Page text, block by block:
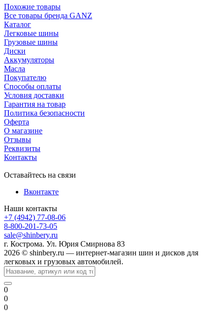
Похожие товары
Все товары бренда GANZ
Каталог
Легковые шины
Грузовые шины
Диски
Аккумуляторы
Масла
Покупателю
Способы оплаты
Условия доставки
Гарантия на товар
Политика безопасности
Оферта
О магазине
Отзывы
Реквизиты
Контакты
Оставайтесь на связи
Вконтакте
Наши контакты
+7 (4942) 77-08-06
8-800-201-73-05
sale@shinbery.ru
г. Кострома. Ул. Юрия Смирнова 83
2026 © shinbery.ru — интернет-магазин шин и дисков для
легковых и грузовых автомобилей.
0
0
0